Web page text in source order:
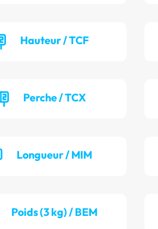
Hauteur / TCF
Perche / TCX
Longueur / MIM
Poids (3 kg) / BEM